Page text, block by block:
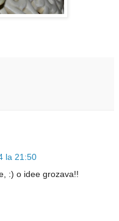
la 21:50
:) o idee grozava!!